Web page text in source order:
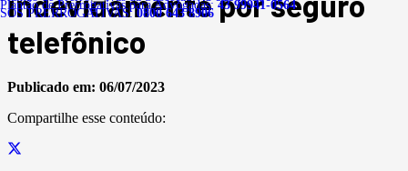
Plantão de Prerrogativas para Advogadas:43 99941-0564
SOS PRERROGATIVAS:0800 643 8906
telefônico
Publicado em: 06/07/2023
Compartilhe esse conteúdo: